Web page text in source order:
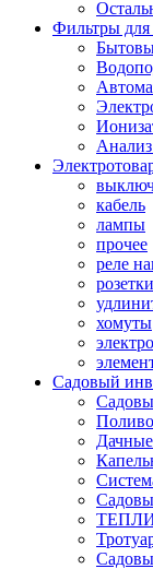
Фильтры
кабель
лампы
прочее
реле
розетки
хомуты
Садовый